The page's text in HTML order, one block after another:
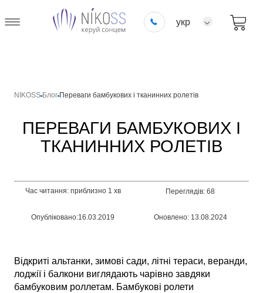
укр
NIKOSS Блог Переваги бамбукових і тканинних ролетів
ПЕРЕВАГИ БАМБУКОВИХ І
ТКАНИННИХ РОЛЕТІВ
Час читання: приблизно 1 хв Переглядів: 68
Опубліковано:16.03.2019 Оновлено: 13.08.2024
Відкриті альтанки, зимові сади, літні тераси, веранди,
лоджії і балкони виглядають чарівно завдяки
бамбуковим роллетам. Бамбукові ролети